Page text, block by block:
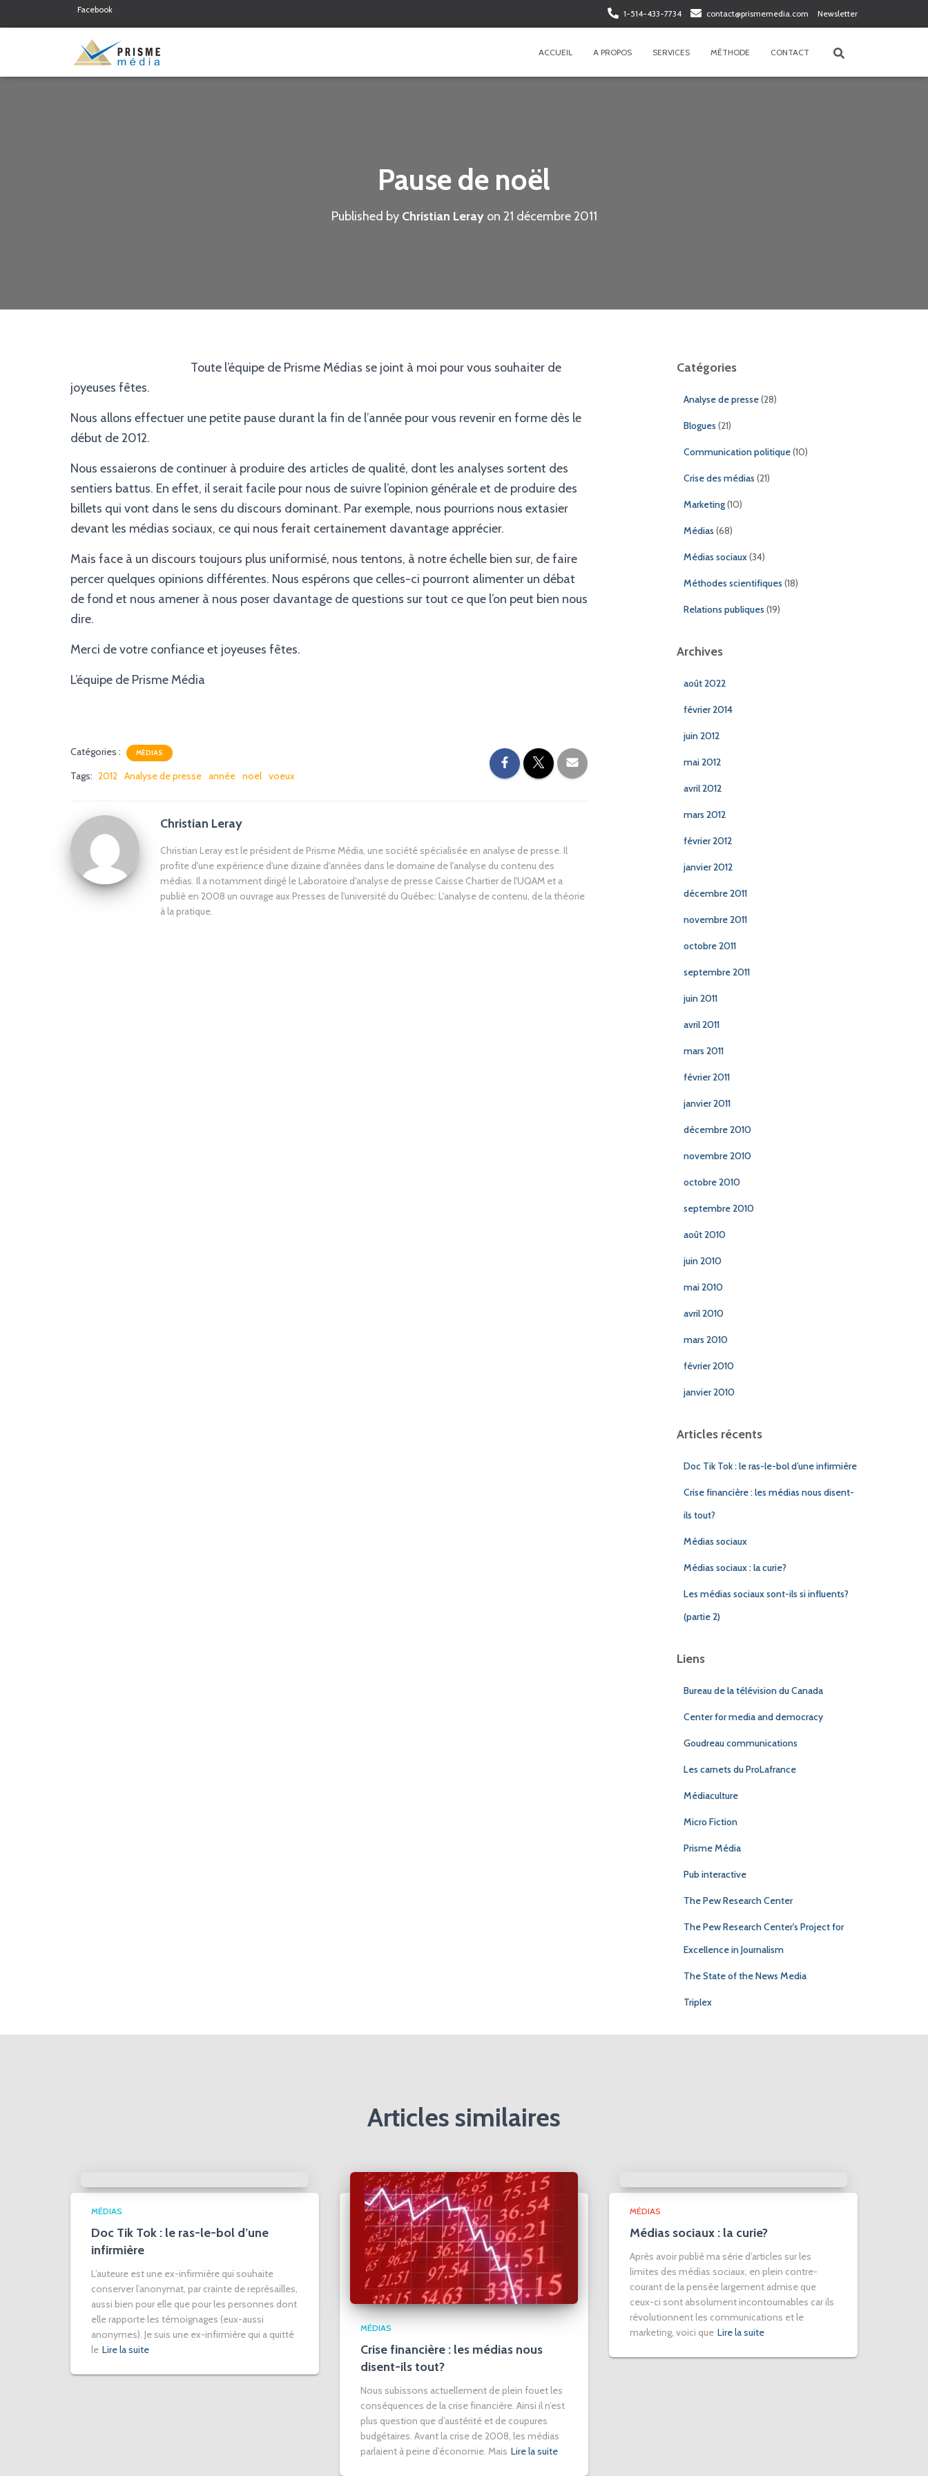
Facebook
Linkedin
1-514-433-7734 contact@prismemedia.com Newsletter
ACCUEIL A PROPOS SERVICES MÉTHODE CONTACT
Pause de noël
Published by Christian Lerayon 21 décembre 2011
Toute l’équipe de Prisme Médias se joint à moi pour vous souhaiter de
joyeuses fêtes.
Nous allons effectuer une petite pause durant la fin de l’année pour vous revenir en forme dès le
début de 2012.
Nous essaierons de continuer à produire des articles de qualité, dont les analyses sortent des
sentiers battus. En effet, il serait facile pour nous de suivre l’opinion générale et de produire des
billets qui vont dans le sens du discours dominant. Par exemple, nous pourrions nous extasier
devant les médias sociaux, ce qui nous ferait certainement davantage apprécier.
Mais face à un discours toujours plus uniformisé, nous tentons, à notre échelle bien sur, de faire
percer quelques opinions différentes. Nous espérons que celles-ci pourront alimenter un débat
de fond et nous amener à nous poser davantage de questions sur tout ce que l’on peut bien nous
dire.
Merci de votre confiance et joyeuses fêtes.
L’équipe de Prisme Média
Catégories : MÉDIAS
Tags: 2012 Analyse de presse année noel voeux
Christian Leray
Christian Leray est le président de Prisme Média, une société spécialisée en analyse de presse. Il
profite d'une expérience d'une dizaine d'années dans le domaine de l'analyse du contenu des
médias. Il a notamment dirigé le Laboratoire d'analyse de presse Caisse Chartier de l'UQAM et a
publié en 2008 un ouvrage aux Presses de l'université du Québec: L'analyse de contenu, de la théorie
à la pratique.
Catégories
Analyse de presse(28)
Blogues (21)
Communication politique(10)
Crise des médias (21)
Marketing(10)
Médias (68)
Médias sociaux(34)
Méthodes scientifiques (18)
Relations publiques (19)
Archives
août 2022
février 2014
juin 2012
mai 2012
avril 2012
mars 2012
février 2012
janvier 2012
décembre 2011
novembre 2011
octobre 2011
septembre 2011
juin 2011
avril 2011
mars 2011
février 2011
janvier 2011
décembre 2010
novembre 2010
octobre 2010
septembre 2010
août 2010
juin 2010
mai 2010
avril 2010
mars 2010
février 2010
janvier 2010
Articles récents
Doc Tik Tok : le ras-le-bol d’une infirmière
Crise financière : les médias nous disent-
ils tout?
Médias sociaux
Médias sociaux : la curie?
Les médias sociaux sont-ils si influents?
(partie 2)
Liens
Bureau de la télévision du Canada
Center for media and democracy
Goudreau communications
Les carnets du ProLafrance
Médiaculture
Micro Fiction
Prisme Média
Pub interactive
The Pew Research Center
The Pew Research Center's Project for
Excellence in Journalism
The State of the News Media
Triplex
Articles similaires
MÉDIAS
Doc Tik Tok : le ras-le-bol d’une
infirmière
L’auteure est une ex-infirmière qui souhaite
conserver l’anonymat, par crainte de représailles,
aussi bien pour elle que pour les personnes dont
elle rapporte les témoignages (eux-aussi
anonymes). Je suis une ex-infirmière qui a quitté
le Lire la suite
MÉDIAS
Crise financière : les médias nous
disent-ils tout?
Nous subissons actuellement de plein fouet les
conséquences de la crise financière. Ainsi il n’est
plus question que d’austérité et de coupures
budgétaires. Avant la crise de 2008, les médias
parlaient à peine d’économie. Mais Lire la suite
MÉDIAS
Médias sociaux : la curie?
Après avoir publié ma série d’articles sur les
limites des médias sociaux, en plein contre-
courant de la pensée largement admise que
ceux-ci sont absolument incontournables car ils
révolutionnent les communications et le
marketing, voici que Lire la suite